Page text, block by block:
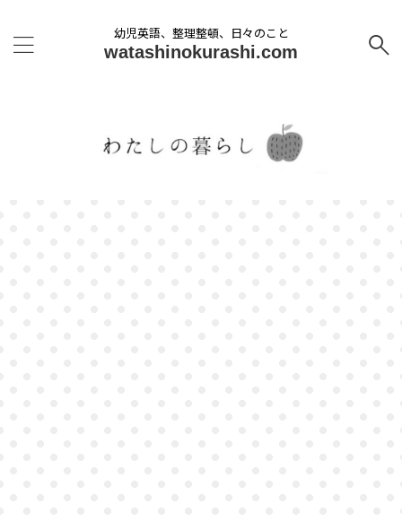
幼児英語、整理整頓、日々のこと
watashinokurashi.com